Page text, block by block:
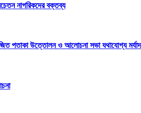
নাগরিকদের বক্তব্য
পতাকা উত্তোলন ও আলোচনা সভা যথাযোগ্য